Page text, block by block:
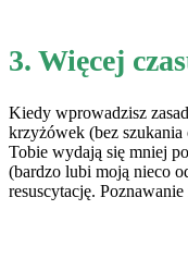
3. Więcej
Kiedy wprowadzisz
krzyżówek (bez
Tobie wydają się mniej
(bardzo lubi moją nieco
resuscytację.